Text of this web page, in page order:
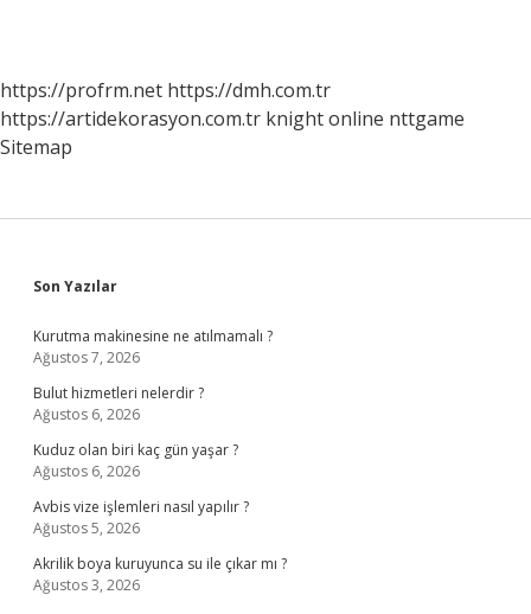
https://profrm.net https://dmh.com.tr
https://artidekorasyon.com.tr knight online nttgame
Sitemap
Sidebar
Son Yazılar
Kurutma makinesine ne atılmamalı ?
Ağustos 7, 2026
Bulut hizmetleri nelerdir ?
Ağustos 6, 2026
Kuduz olan biri kaç gün yaşar ?
Ağustos 6, 2026
Avbis vize işlemleri nasıl yapılır ?
Ağustos 5, 2026
Akrilik boya kuruyunca su ile çıkar mı ?
Ağustos 3, 2026